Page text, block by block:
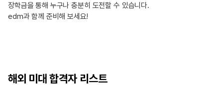
장학금을 통해 누구나 충분히 도전할 수 있습니다.
edm과 함께 준비해 보세요!
해외 미대 합격자 리스트